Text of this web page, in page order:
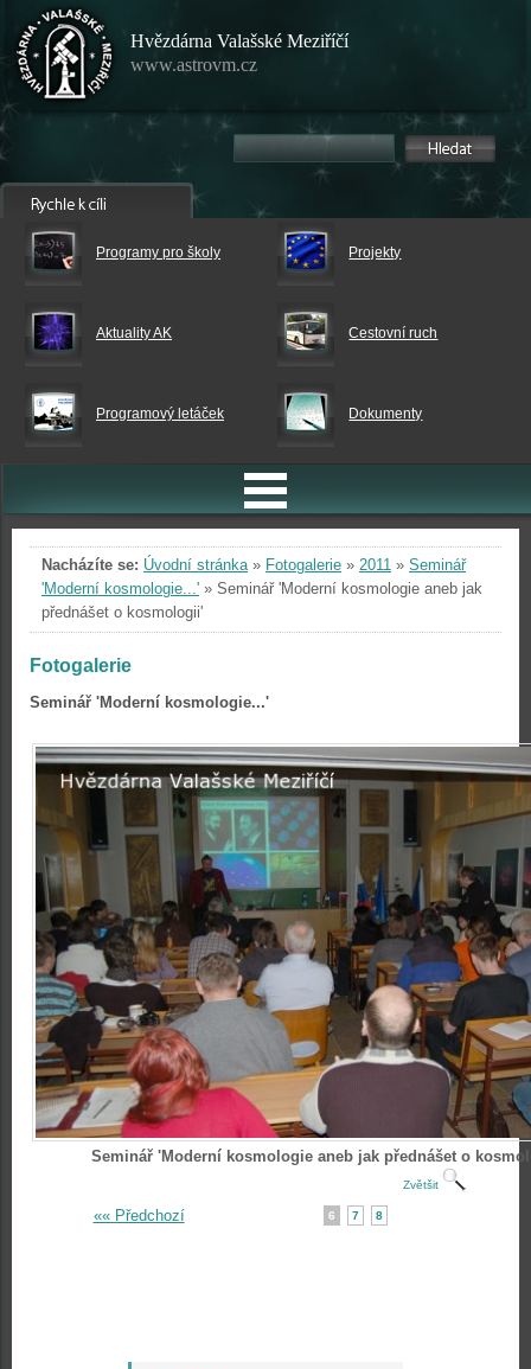
Hvězdárna Valašské Meziříčí
www.astrovm.cz
Programy pro školy Projekty
Aktuality AK Cestovní ruch
Programový letáček Dokumenty
Nacházíte se: Úvodní stránka» Fotogalerie » 2011 » Seminář
'Moderní kosmologie...' » Seminář 'Moderní kosmologie aneb jak
přednášet o kosmologii'
Fotogalerie
Seminář 'Moderní kosmologie...'
Seminář 'Moderní kosmologie aneb jak přednášet o
Zvětšit
«« Předchozí 6 7 8